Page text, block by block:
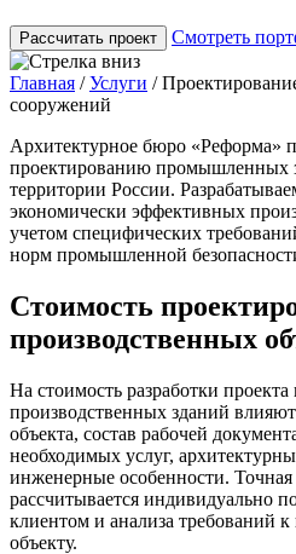
Рассчитать проект Смотреть
Главная /Услуги /
сооружений
Архитектурное бюро «Реформа»
проектированию промышленных
территории России.
экономически эффективных
учетом специфических
норм промышленной
Стоимость
производственных
На стоимость разработки
производственных зданий
объекта, состав рабочей
необходимых услуг,
инженерные особенности.
рассчитывается индивидуально
клиентом и анализа требований
объекту.